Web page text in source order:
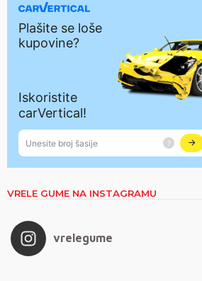
VRELE GUME NA INSTAGRAMU
vrelegume